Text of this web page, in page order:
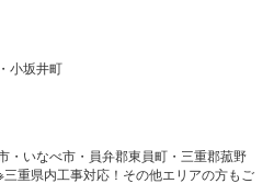
小坂井町
・いなべ市・員弁郡東員町・三重郡菰野
重県内工事対応！その他エリアの方もご